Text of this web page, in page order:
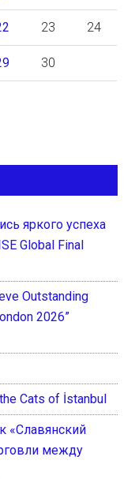
23 24
30
яркого успеха
Global Final
Outstanding
2026”
Cats of İstanbul
«Славянский
между